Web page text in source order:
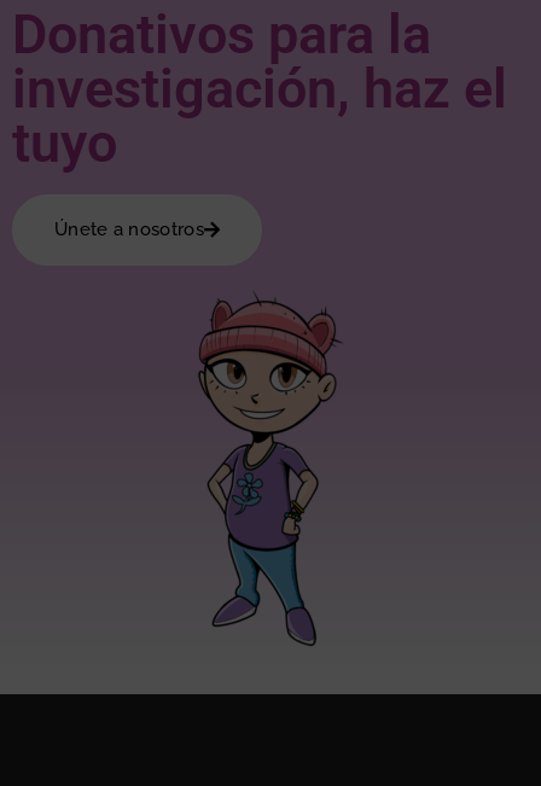
Donativos para la
investigación, haz el
tuyo
Únete a nosotros